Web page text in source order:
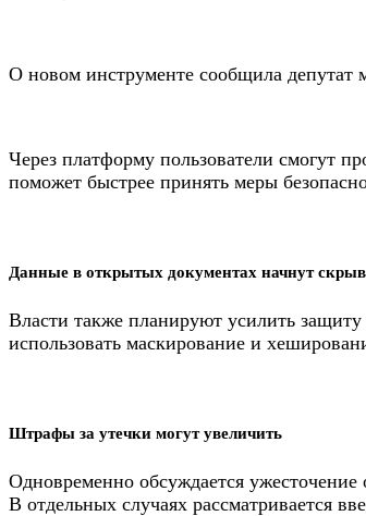
О новом инструменте сообщила депутат
Через платформу пользователи смогут
поможет быстрее принять меры
Данные в открытых документах начнут
Власти также планируют усилить
использовать маскирование и
Штрафы за утечки могут увеличить
Одновременно обсуждается
В отдельных случаях рассматривается